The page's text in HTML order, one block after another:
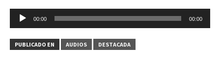
Reproductor
audio
00:00 00:00
PUBLICADO EN AUDIOS DESTACADA